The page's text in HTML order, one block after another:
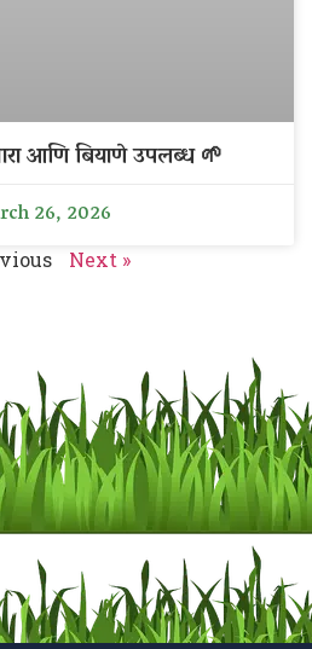
आणि बियाणे उपलब्ध 🌱
26, 2026
Next »